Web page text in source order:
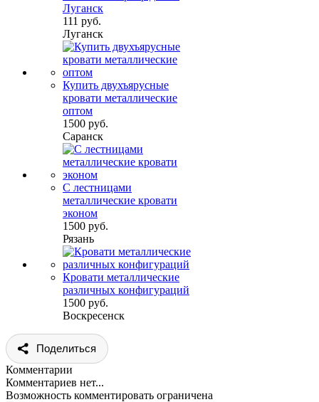
Луганск
111 руб.
Луганск
Купить двухъярусные
кровати металлические
оптом
1500 руб.
Саранск
С лестницами
металлические кровати
эконом
1500 руб.
Рязань
Кровати металлические
различных конфигураций
1500 руб.
Воскресенск
Поделиться
Комментарии
Комментариев нет...
Возможность комментировать ограничена